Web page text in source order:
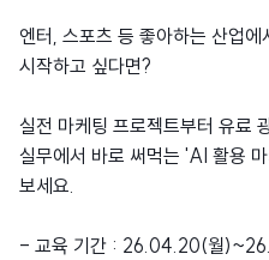
엔터, 스포츠 등 좋아하는 산업
시작하고 싶다면?
실전 마케팅 프로젝트부터 유료
실무에서 바로 써먹는 'AI 활용
보세요.
- 교육 기간 : 26.04.20(월